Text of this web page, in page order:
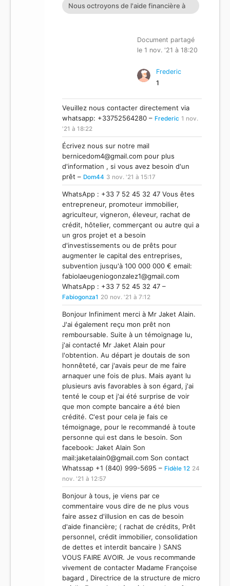
Nous octroyons de l'aide financière à
Document partagé
le 1 nov. '21 à 18:20
Frederic
1
Veuillez nous contacter directement via
whatsapp: +33752564280 – Frederic 1 nov.
'21 à 18:22
Écrivez nous sur notre mail
bernicedom4@gmail.com pour plus
d'information , si vous avez besoin d'un
prêt – Dom44 3 nov. '21 à 15:17
WhatsApp : +33 7 52 45 32 47 Vous êtes
entrepreneur, promoteur immobilier,
agriculteur, vigneron, éleveur, rachat de
crédit, hôtelier, commerçant ou autre qui a
un gros projet et a besoin
d'investissements ou de prêts pour
augmenter le capital des entreprises,
subvention jusqu'à 100 000 000 € email:
fabiolaeugeniogonzalez1@gmail.com
WhatsApp : +33 7 52 45 32 47 –
Fabiogonza1 20 nov. '21 à 7:12
Bonjour Infiniment merci à Mr Jaket Alain.
J'ai également reçu mon prêt non
remboursable. Suite à un témoignage lu,
j'ai contacté Mr Jaket Alain pour
l'obtention. Au départ je doutais de son
honnêteté, car j'avais peur de me faire
arnaquer une fois de plus. Mais ayant lu
plusieurs avis favorables à son égard, j'ai
tenté le coup et j'ai été surprise de voir
que mon compte bancaire a été bien
crédité. C'est pour cela je fais ce
témoignage, pour le recommandé à toute
personne qui est dans le besoin. Son
facebook: Jaket Alain Son
mail:jaketalain0@gmail.com Son contact
Whatssap +1 (840) 999-5695 – Fidèle 12 24
nov. '21 à 12:57
Bonjour à tous, je viens par ce
commentaire vous dire de ne plus vous
faire assez d'illusion en cas de besoin
d'aide financière; ( rachat de crédits, Prêt
personnel, crédit immobilier, consolidation
de dettes et interdit bancaire ) SANS
VOUS FAIRE AVOIR. Je vous recommande
vivement de contacter Madame Françoise
bagard , Directrice de la structure de micro